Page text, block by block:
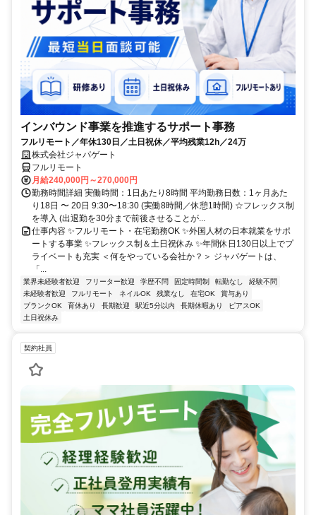
インバウンド事業を推進するサポート事務
フルリモート／年休130日／土日祝休／平均残業12h／24万
株式会社ジャパゲート
フルリモート
月給240,000円～270,000円
勤務時間詳細 実働時間：1日あたり8時間 平均勤務日数：1ヶ月あた
り18日 〜 20日 9:30〜18:30 (実働8時間／休憩1時間) ☆フレックス制
を導入 (出退勤を30分まで前後させることが...
仕事内容 ✨フルリモート・在宅勤務OK ✨外国人材の日本就業をサポ
ートする事業 ✨フレックス制＆土日祝休み ✨年間休日130日以上でプ
ライベートも充実 ＜何をやっている会社か？＞ ジャパゲートは、
「...
業界未経験者歓迎 フリーター歓迎 学歴不問 固定時間制 転勤なし
経験不問
未経験者歓迎
フルリモート ネイルOK 残業なし 在宅OK
賞与あり
ブランクOK
育休あり 長期歓迎 駅近5分以内 長期休暇あり
ピアスOK
土日祝休み
契約社員